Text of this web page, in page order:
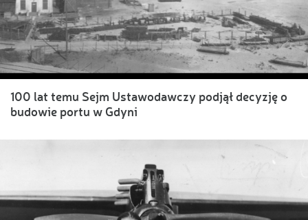
100 lat temu Sejm Ustawodawczy podjął decyzję o
budowie portu w Gdyni